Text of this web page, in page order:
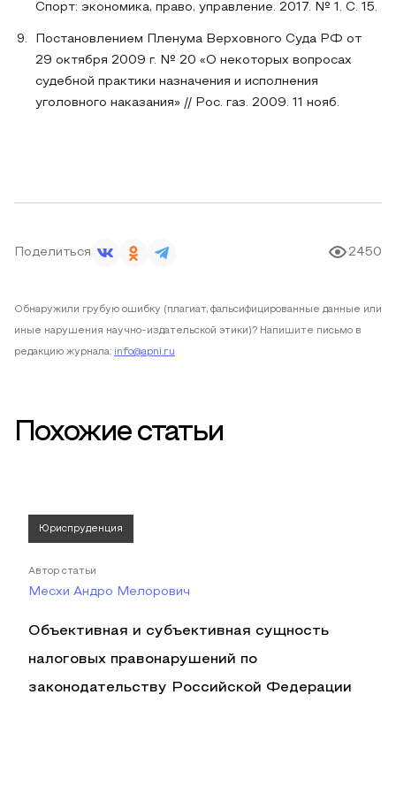
Спорт: экономика, право, управление. 2017. № 1. С. 15.
Постановлением Пленума Верховного Суда РФ от
29 октября 2009 г. № 20 «О некоторых вопросах
судебной практики назначения и исполнения
уголовного наказания» // Рос. газ. 2009. 11 нояб.
Поделиться 2450
Обнаружили грубую ошибку (плагиат, фальсифицированные данные или
иные нарушения научно-издательской этики)? Напишите письмо в
редакцию журнала: info@apni.ru
Похожие статьи
Юриспруденция
Автор статьи
Месхи Андро Мелорович
Объективная и субъективная сущность
налоговых правонарушений по
законодательству Российской Федерации